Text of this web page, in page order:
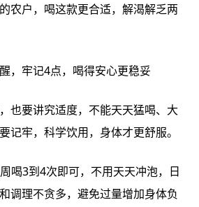
农户，喝这款更合适，解渴解乏两
，牢记4点，喝得安心更稳妥
也要讲究适度，不能天天猛喝、大
记牢，科学饮用，身体才更舒服。
喝3到4次即可，不用天天冲泡，日
调理不贪多，避免过量增加身体负